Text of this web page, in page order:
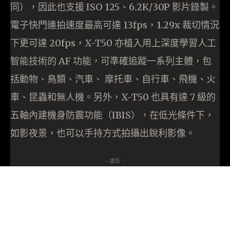
同），因此也支援 ISO 125、6.2K/30P 影片錄製。
電子快門連拍速度最高可達 13fps，1.29x 裁切情況
下更可達 20fps，X-T50 亦植入用上深度學習人工
智能技術的 AF 功能，可準確追蹤一系列主體，包
括動物、鳥類、汽車、 摩托車、自行車、飛機、火
車、昆蟲和無人機。另外，X-T50 也具有達 7 級的
五軸內建機身防震功能（IBIS），在低光條件下，
如影夜景，也可以手持方式拍攝出銳利影像。
- 廣告 -